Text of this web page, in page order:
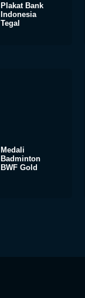
Plakat Bank
Indonesia
Tegal
Medali
Badminton
BWF Gold